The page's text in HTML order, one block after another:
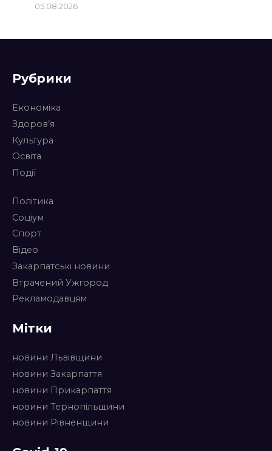
05.08.2026
Рубрики
Економіка
Здоров’я
Культура
Освіта
Події
Політика
Соціум
Спорт
Відео
Закарпатські новини
Втрачений Ужгород
Рекламодавцям
Мітки
новини Львівщини
новини Закарпаття
новини Прикарпаття
новини Тернопільщини
новини Рівненщини